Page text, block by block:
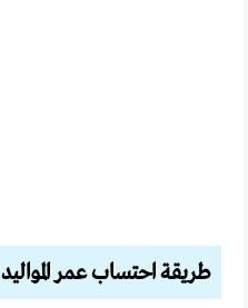
طريقة احتساب عمر المواليد